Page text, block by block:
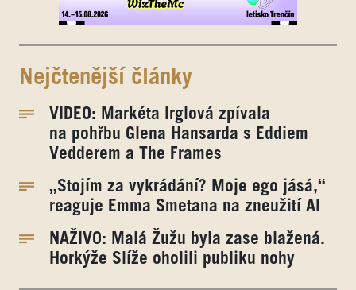
Nejčtenější články
VIDEO: Markéta Irglová zpívala
na pohřbu Glena Hansarda s Eddiem
Vedderem a The Frames
„Stojím za vykrádání? Moje ego jásá,“
reaguje Emma Smetana na zneužití AI
NAŽIVO: Malá Žužu byla zase blažená.
Horkýže Slíže oholili publiku nohy